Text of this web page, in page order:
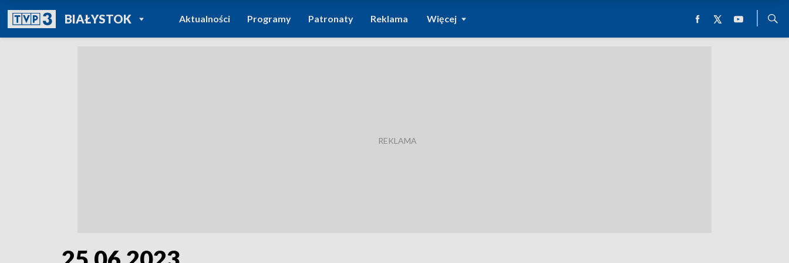
BIAŁYSTOKPOWRÓT DO
TVP REGIONY
Aktualności Programy Patronaty Reklama Więcej